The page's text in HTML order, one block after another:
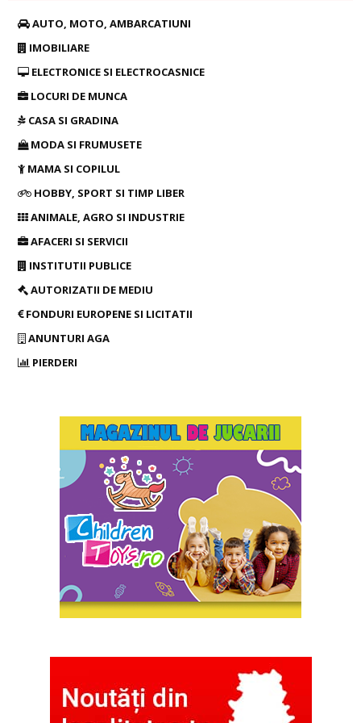
AUTO, MOTO, AMBARCATIUNI
IMOBILIARE
ELECTRONICE SI ELECTROCASNICE
LOCURI DE MUNCA
CASA SI GRADINA
MODA SI FRUMUSETE
MAMA SI COPILUL
HOBBY, SPORT SI TIMP LIBER
ANIMALE, AGRO SI INDUSTRIE
AFACERI SI SERVICII
INSTITUTII PUBLICE
AUTORIZATII DE MEDIU
FONDURI EUROPENE SI LICITATII
ANUNTURI AGA
PIERDERI